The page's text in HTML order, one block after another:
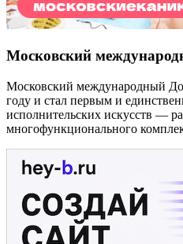
Московский
Московский международный
году и стал первым и
исполнительских искусств —
многофункционального